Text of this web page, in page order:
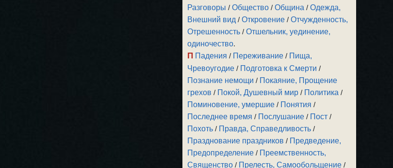
Разговоры /Общество /Община /Одежда,
Внешний вид /Откровение /Отчужденность,
Отрешенность /Отшельник, уединение,
одиночество.
П Падения / Переживание / Пища,
Чревоугодие / Подготовка к Смерти /
Познание немощи / Покаяние, Прощение
грехов / Покой, Душевный мир / Политика /
Поминовение, умершие / Понятия /
Последнее время / Послушание / Пост /
Похоть / Правда, Справедливость /
Празднование праздников / Предведение,
Предопределение / Преемственность,
Священство / Прелесть, Самообольщение /